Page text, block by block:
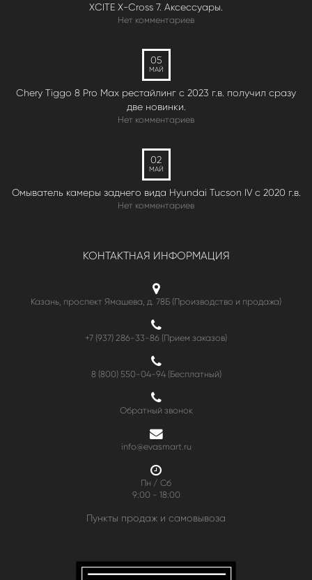
XCITE X-Cross 7. Аксессуары.
Нет комментариев
05
МАЙ
Chery Tiggo 8 Pro Max рестайлинг с 2023 г.в. получил сразу
две новинки.
Нет комментариев
02
МАЙ
Омыватель камеры заднего вида Hyundai Tucson IV c 2020 г.в.
Нет комментариев
КОНТАКТНАЯ ИНФОРМАЦИЯ
Казань, проспект Ямашева, д. 78Б (Производство и продажа)
+7 (937) 286-33-86 (Прием заказов)
8 (800) 550-04-94(Бесплатный)
Обратный звонок
info@evasmart.ru
Пн / Сб
9:00 - 18:00
Пункты продаж и самовывоза